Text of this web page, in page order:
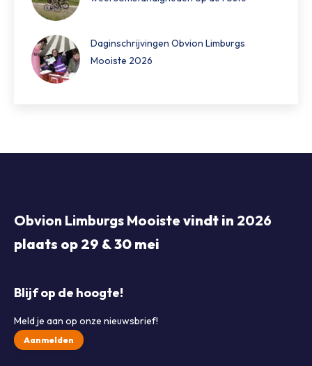
Daginschrijvingen Obvion Limburgs
Mooiste 2026
Obvion Limburgs Mooiste vindt in 2026
plaats op 29 & 30 mei
Blijf op de hoogte!
Meld je aan op onze nieuwsbrief!
Aanmelden